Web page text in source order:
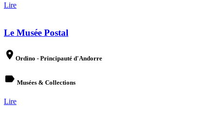
Lire
Le Musée Postal
place Ordino - Principauté d'Andorre
label Musées & Collections
Lire